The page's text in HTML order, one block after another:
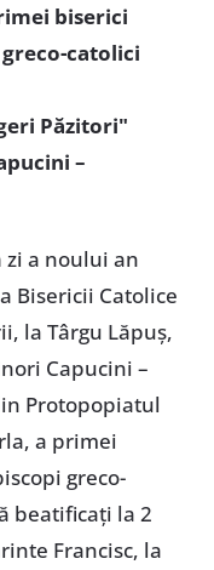
biserici
catolici
Păzitori"
–
zi a noului an
Bisericii Catolice
la Târgu Lăpuș,
Capucini –
Protopopiatul
a primei
greco-
beatificați la 2
Francisc, la